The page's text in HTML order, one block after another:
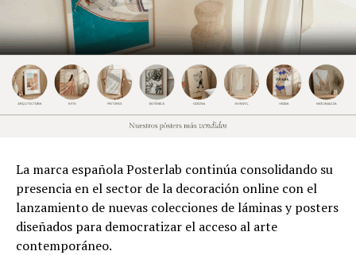
La marca española Posterlab continúa consolidando su
presencia en el sector de la decoración online con el
lanzamiento de nuevas colecciones de láminas y posters
diseñados para democratizar el acceso al arte
contemporáneo.